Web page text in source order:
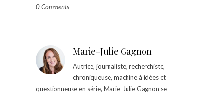
0 Comments
Marie-Julie Gagnon
Autrice, journaliste, recherchiste,
chroniqueuse, machine à idées et
questionneuse en série, Marie-Julie Gagnon se